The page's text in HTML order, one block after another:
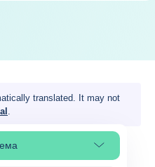
translated. It may not
.
раздел в страницата